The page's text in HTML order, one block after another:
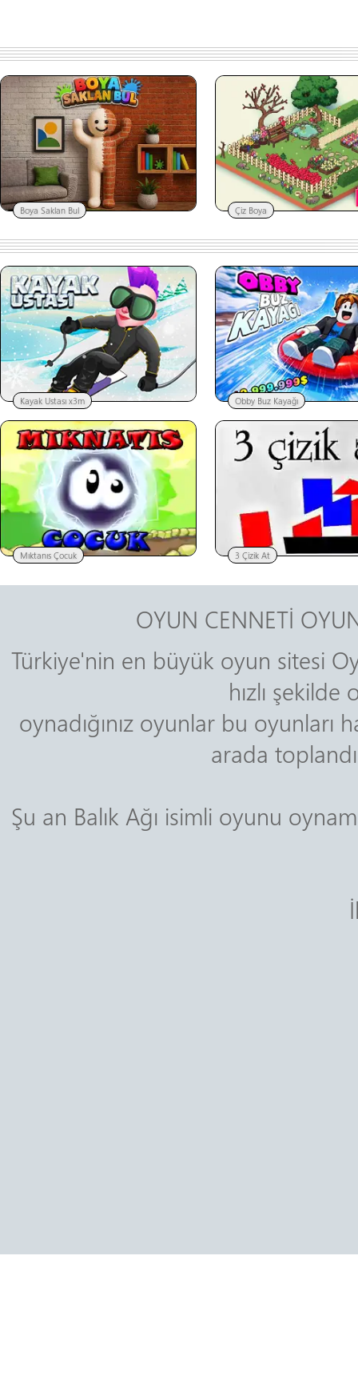
Boya Saklan Bul Çiz Boya
Kayak Ustası x3m Obby Buz Kayağı
Mıktanıs Çocuk 3 Çizik At
OYUN CENNETİ
Türkiye'nin en büyük oyun sitesi
hızlı
oynadığınız oyunlar bu oyunları
arada
Şu an Balık Ağı isimli oyunu